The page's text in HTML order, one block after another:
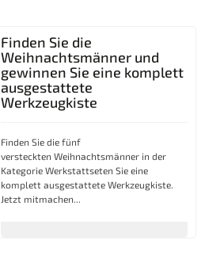
Finden Sie die
Weihnachtsmänner und
gewinnen Sie eine komplett
ausgestattete
Werkzeugkiste
Finden Sie die fünf
versteckten Weihnachtsmänner in der
Kategorie Werkstattseten Sie eine
komplett ausgestattete Werkzeugkiste.
Jetzt mitmachen...